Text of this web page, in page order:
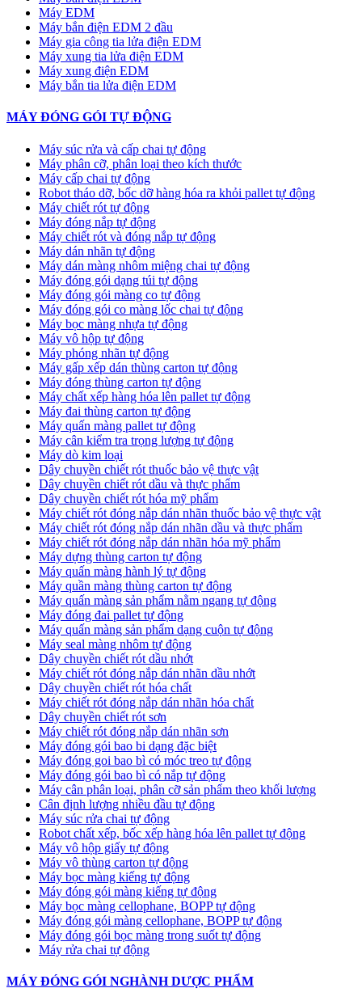
Máy EDM
Máy bắn điện EDM 2 đầu
Máy gia công tia lửa điện EDM
Máy xung tia lửa điện EDM
Máy xung điện EDM
Máy bắn tia lửa điện EDM
MÁY ĐÓNG GÓI TỰ ĐỘNG
Máy súc rửa và cấp chai tự động
Máy phân cỡ, phân loại theo kích thước
Máy cấp chai tự động
Robot tháo dỡ, bốc dỡ hàng hóa ra khỏi pallet tự động
Máy chiết rót tự động
Máy đóng nắp tự động
Máy chiết rót và đóng nắp tự động
Máy dán nhãn tự động
Máy dán màng nhôm miệng chai tự động
Máy đóng gói dạng túi tự động
Máy đóng gói màng co tự động
Máy đóng gói co màng lốc chai tự động
Máy bọc màng nhựa tự động
Máy vô hộp tự động
Máy phóng nhãn tự động
Máy gấp xếp dán thùng carton tự động
Máy đóng thùng carton tự động
Máy chất xếp hàng hóa lên pallet tự động
Máy đai thùng carton tự động
Máy quấn màng pallet tự động
Máy cân kiểm tra trọng lượng tự động
Máy dò kim loại
Dây chuyền chiết rót thuốc bảo vệ thực vật
Dây chuyền chiết rót dầu và thực phẩm
Dây chuyền chiết rót hóa mỹ phẩm
Máy chiết rót đóng nắp dán nhãn thuốc bảo vệ thực vật
Máy chiết rót đóng nắp dán nhãn dầu và thực phẩm
Máy chiết rót đóng nắp dán nhãn hóa mỹ phẩm
Máy dựng thùng carton tự động
Máy quấn màng hành lý tự động
Máy quần màng thùng carton tự động
Máy quấn màng sản phẩm nằm ngang tự động
Máy đóng đai pallet tự động
Máy quấn màng sản phẩm dạng cuộn tự động
Máy seal màng nhôm tự động
Dây chuyền chiết rót dầu nhớt
Máy chiết rót đóng nắp dán nhãn dầu nhớt
Dây chuyền chiết rót hóa chất
Máy chiết rót đóng nắp dán nhãn hóa chất
Dây chuyền chiết rót sơn
Máy chiết rót đóng nắp dán nhãn sơn
Máy đóng gói bao bi dạng đặc biệt
Máy đóng goi bao bì có móc treo tự động
Máy đóng gói bao bì có nắp tự động
Máy cân phân loại, phân cỡ sản phẩm theo khối lượng
Cân định lượng nhiều đầu tự động
Máy súc rửa chai tự động
Robot chất xếp, bốc xếp hàng hóa lên pallet tự động
Máy vô hộp giấy tự động
Máy vô thùng carton tự động
Máy bọc màng kiếng tự động
Máy đóng gói màng kiếng tự động
Máy bọc màng cellophane, BOPP tự động
Máy đóng gói màng cellophane, BOPP tự động
Máy đóng gói bọc màng trong suốt tự động
Máy rửa chai tự động
MÁY ĐÓNG GÓI NGHÀNH DƯỢC PHẨM